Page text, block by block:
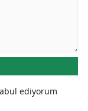
ediyorum